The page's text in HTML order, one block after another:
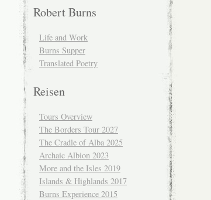
Robert Burns
Life and Work
Burns Supper
Translated Poetry
Reisen
Tours Overview
The Borders Tour 2027
The Cradle of Alba 2025
Archaic Albion 2023
More and the Isles 2019
Islands & Highlands 2017
Burns Experience 2015